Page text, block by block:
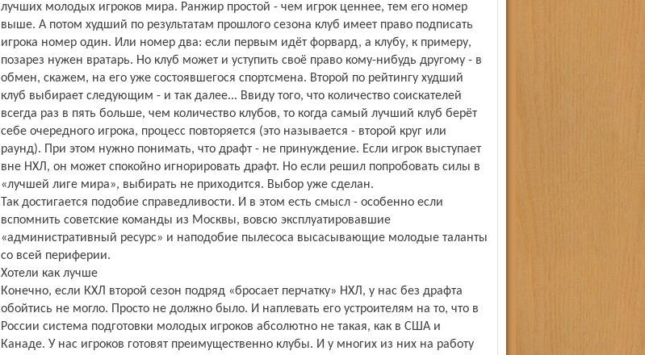
лучших молодых игроков мира. Ранжир простой - чем игрок ценнее, тем его номер
выше. А потом худший по результатам прошлого сезона клуб имеет право подписать
игрока номер один. Или номер два: если первым идёт форвард, а клубу, к примеру,
позарез нужен вратарь. Но клуб может и уступить своё право кому-нибудь другому - в
обмен, скажем, на его уже состоявшегося спортсмена. Второй по рейтингу худший
клуб выбирает следующим - и так далее... Ввиду того, что количество соискателей
всегда раз в пять больше, чем количество клубов, то когда самый лучший клуб берёт
себе очередного игрока, процесс повторяется (это называется - второй круг или
раунд). При этом нужно понимать, что драфт - не принуждение. Если игрок выступает
вне НХЛ, он может спокойно игнорировать драфт. Но если решил попробовать силы в
«лучшей лиге мира», выбирать не приходится. Выбор уже сделан.
Так достигается подобие справедливости. И в этом есть смысл - особенно если
вспомнить советские команды из Москвы, вовсю эксплуатировавшие
«административный ресурс» и наподобие пылесоса высасывающие молодые таланты
со всей периферии.
Хотели как лучше
Конечно, если КХЛ второй сезон подряд «бросает перчатку» НХЛ, у нас без драфта
обойтись не могло. Просто не должно было. И наплевать его устроителям на то, что в
России система подготовки молодых игроков абсолютно не такая, как в США и
Канаде. У нас игроков готовят преимущественно клубы. И у многих из них на работу